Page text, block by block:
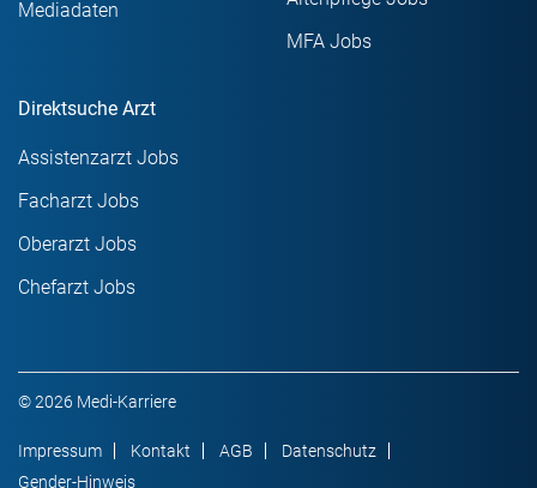
Mediadaten
MFA Jobs
Direktsuche Arzt
Assistenzarzt Jobs
Facharzt Jobs
Oberarzt Jobs
Chefarzt Jobs
© 2026 Medi-Karriere
Impressum Kontakt AGB
Datenschutz
Gender-Hinweis